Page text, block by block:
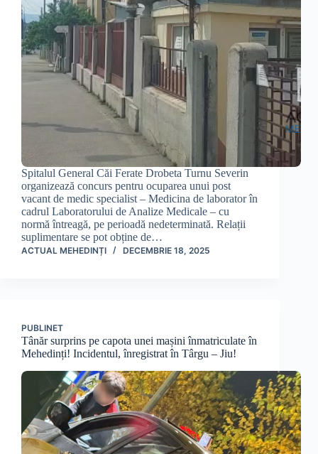
Spitalul General Căi Ferate Drobeta Turnu Severin
organizează concurs pentru ocuparea unui post
vacant de medic specialist – Medicina de laborator în
cadrul Laboratorului de Analize Medicale – cu
normă întreagă, pe perioadă nedeterminată. Relații
suplimentare se pot obține de…
ACTUAL MEHEDINȚI DECEMBRIE 18, 2025
PUBLINET
Tânăr surprins pe capota unei mașini înmatriculate în
Mehedinți! Incidentul, înregistrat în Târgu – Jiu!